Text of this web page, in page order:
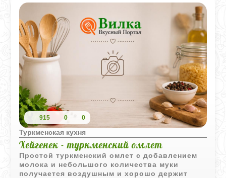
915 0 0
Туркменская кухня
Хейгенек - туркменский омлет
Простой туркменский омлет с добавлением
молока и небольшого количества муки
получается воздушным и хорошо держит